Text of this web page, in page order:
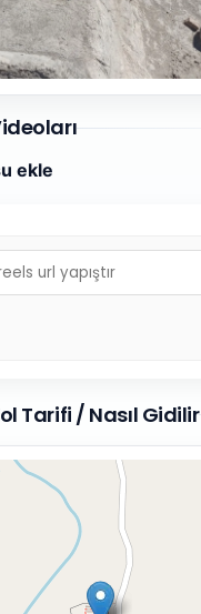
ekle
Tarifi / Nasıl Gidilir